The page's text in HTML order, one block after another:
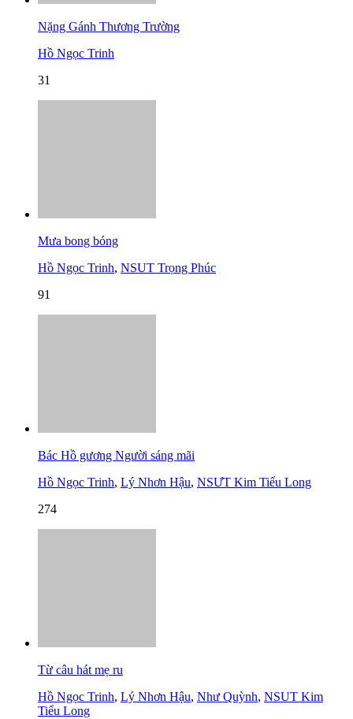
Nặng Gánh Thương Trường
Hồ Ngọc Trinh
31
Mưa bong bóng
Hồ Ngọc Trinh, NSUT Trọng Phúc
91
Bác Hồ gương Người sáng mãi
Hồ Ngọc Trinh, Lý Nhơn Hậu, NSƯT Kim Tiểu Long
274
Từ câu hát mẹ ru
Hồ Ngọc Trinh, Lý Nhơn Hậu, Như Quỳnh, NSUT Kim
Tiểu Long